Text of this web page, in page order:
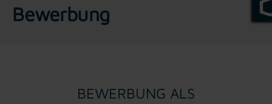
Bewerbung
BEWERBUNG ALS